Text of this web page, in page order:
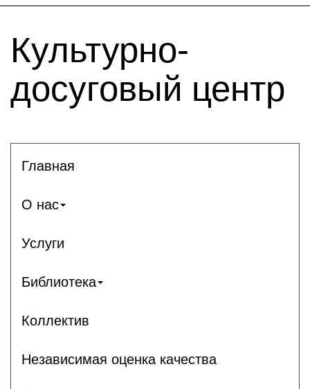
Культурно-
досуговый центр
Главная
О нас
Услуги
Библиотека
Коллектив
Независимая оценка качества